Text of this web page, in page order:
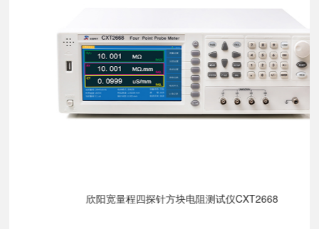
欣阳宽量程四探针方块电阻测试仪CXT2668